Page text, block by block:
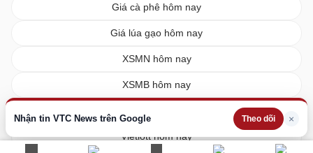
Nhận tin VTC News trên Google Theo dõi ×
Giá cà phê hôm nay
Giá lúa gạo hôm nay
XSMN hôm nay
XSMB hôm nay
Vietlott hôm nay